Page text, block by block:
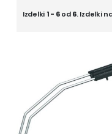
Izdelki 1 - 6od6. Izdelki